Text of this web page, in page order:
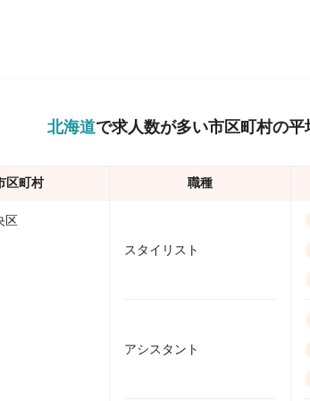
北海道で求人数が多い市区町村の平
区町村 職種
区
スタイリスト
アシスタント